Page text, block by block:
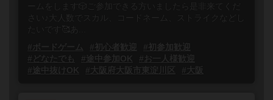
ームをします🎲ご参加できる方いましたら是非来てくだ
さい♪大人数でスカル、コードネーム、ストライクなどし
たいです🥰あ...
#ボードゲーム
#初心者歓迎
#初参加歓迎
#どなたでも
#途中参加OK
#お一人様歓迎
#途中抜けOK
#大阪府大阪市東淀川区 #大阪